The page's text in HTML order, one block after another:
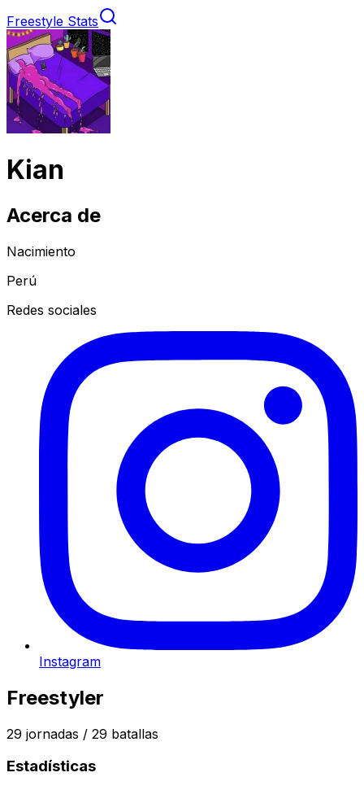
Freestyle Stats
Kian
Acerca de
Nacimiento
Perú
Redes sociales
Instagram
Freestyler
29 jornadas / 29 batallas
Estadísticas